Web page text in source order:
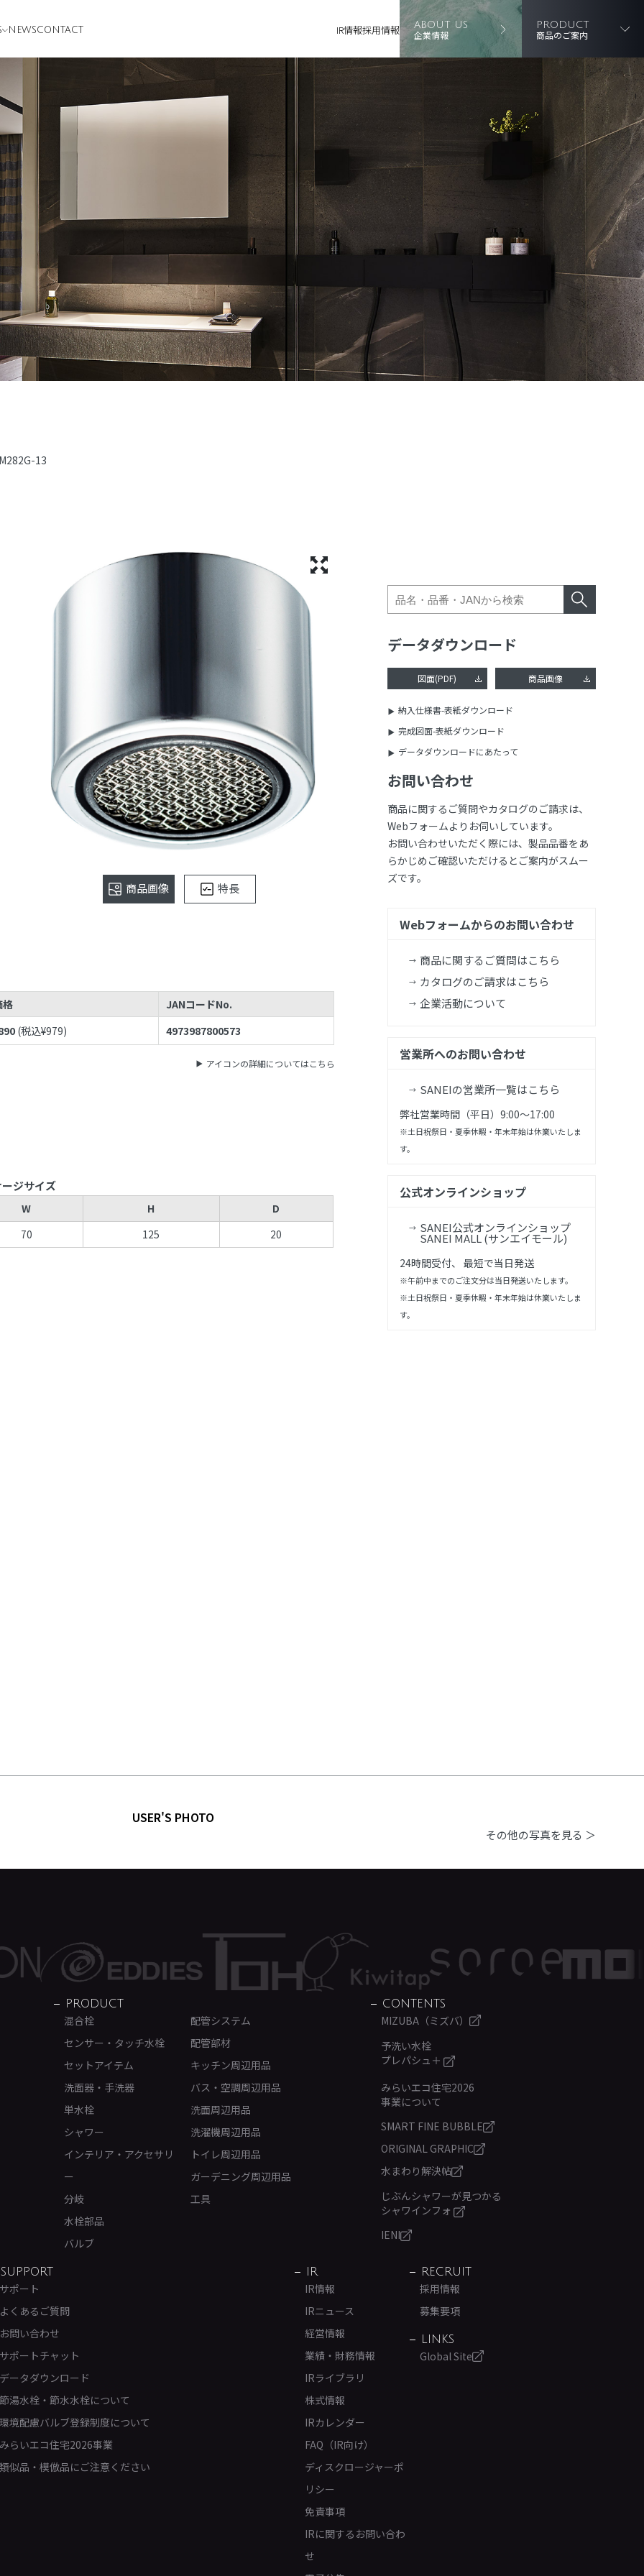
NEWSCONTACT IR情報採用情報 ABOUT US
企業情報
PRODUCT
商品のご案内
13
商品画像 特長
格
JANコードNo.
(税込¥979) 4973987800573
アイコンの詳細についてはこちら
ジサイズ
W H
D
70
125 20
データダウンロード
図面(PDF) 商品画像
納入仕様書-表紙ダウンロード
完成図面-表紙ダウンロード
データダウンロードにあたって
お問い合わせ
商品に関するご質問やカタログのご請求は、
Webフォームよりお伺いしています。
お問い合わせいただく際には、製品品番をあ
らかじめご確認いただけるとご案内がスムー
ズです。
Webフォームからのお問い合わせ
商品に関するご質問はこちら
カタログのご請求はこちら
企業活動について
営業所へのお問い合わせ
SANEIの営業所一覧はこちら
弊社営業時間（平日）9:00～17:00
※土日祝祭日・夏季休暇・年末年始は休業いたしま
す。
公式オンラインショップ
SANEI公式オンラインショップ
SANEI MALL (サンエイモール)
24時間受付、 最短で当日発送
※午前中までのご注文分は当日発送いたします。
※土日祝祭日・夏季休暇・年末年始は休業いたしま
す。
USER'S PHOTO
その他の写真を見る ＞
PRODUCT
混合栓
センサー・タッチ水栓
セットアイテム
洗面器・手洗器
単水栓
シャワー
インテリア・アクセサリ
ー
分岐
水栓部品
バルブ
配管システム
配管部材
キッチン周辺用品
バス・空調周辺用品
洗面周辺用品
洗濯機周辺用品
トイレ周辺用品
ガーデニング周辺用品
工具
CONTENTS
MIZUBA（ミズバ）
予洗い水栓
プレパシュ＋
みらいエコ住宅2026
事業について
SMART FINE BUBBLE
ORIGINAL GRAPHIC
水まわり解決帖
じぶんシャワーが見つかる
シャワインフォ
IENI
SUPPORT
サポート
よくあるご質問
お問い合わせ
サポートチャット
データダウンロード
節湯水栓・節水水栓について
環境配慮バルブ登録制度について
みらいエコ住宅2026事業
類似品・模倣品にご注意ください
IR
IR情報
IRニュース
経営情報
業績・財務情報
IRライブラリ
株式情報
IRカレンダー
FAQ（IR向け）
ディスクロージャーポ
リシー
免責事項
IRに関するお問い合わ
せ
RECRUIT
採用情報
募集要項
LINKS
Global Site